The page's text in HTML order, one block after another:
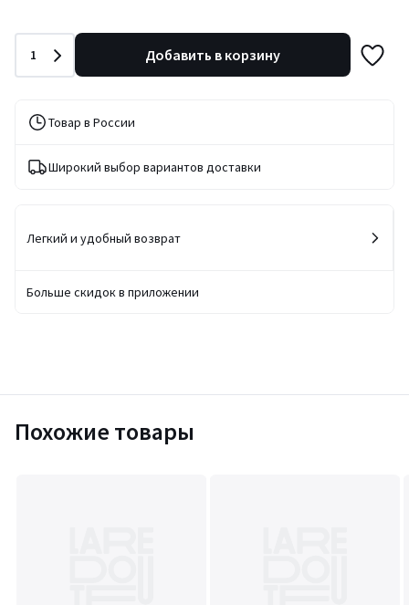
Количество
1 Добавить в корзину
Товар в России
Широкий выбор вариантов доставки
Легкий и удобный возврат
Больше скидок в приложении
Похожие товары